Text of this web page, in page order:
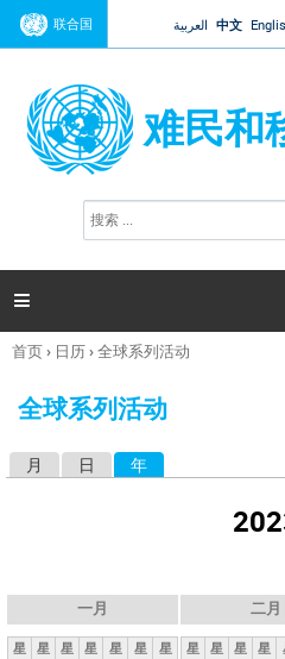
Jump to
联合国 العربية 中文
难民和
搜
索

你
这
首页› 日历›全球系列活动
全球系列活动
月 日 年
一月
星 星 星 星 星 星
星
二月
星 星 星 星